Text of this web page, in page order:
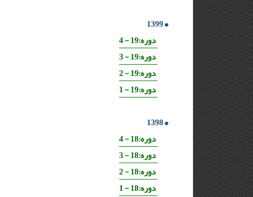
1399
دوره:19 - 4
دوره:19 - 3
دوره:19 - 2
دوره:19 - 1
1398
دوره:18 - 4
دوره:18 - 3
دوره:18 - 2
دوره:18 - 1